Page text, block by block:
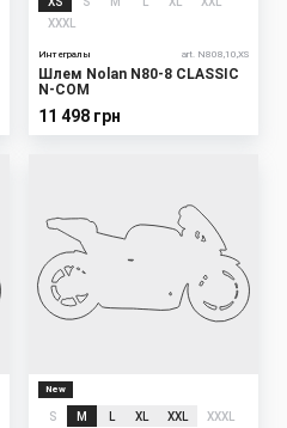
XXXL
Интегралы art. N808,10,XS
Шлем Nolan N80-8 CLASSIC
N-COM
11 498 грн
New
S M XL XXL XXXL